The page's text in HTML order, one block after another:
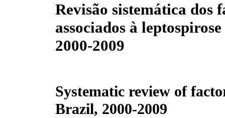
Revisão sistemática dos
associados à
2000-2009
Systematic review of
Brazil, 2000-2009